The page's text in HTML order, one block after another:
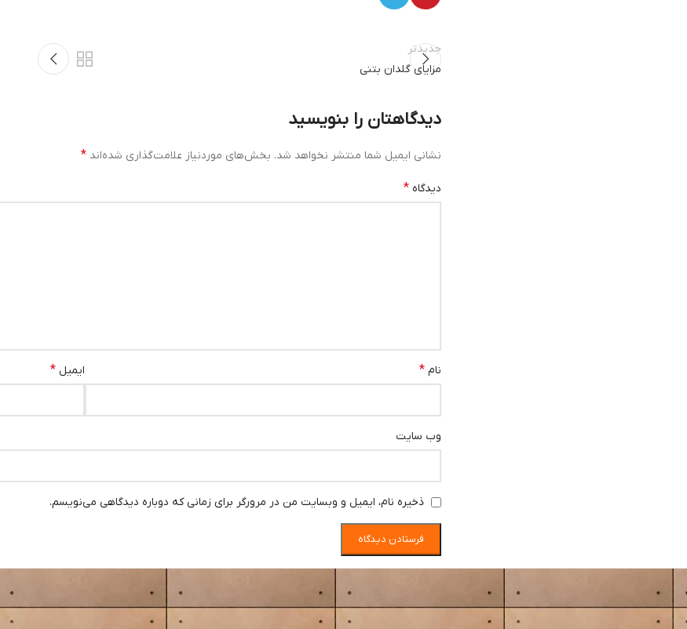
جدیدتر
مزایای گلدان بتنی
دیدگاهتان را بنویسید
نشانی ایمیل شما منتشر نخواهد شد. بخش‌های موردنیاز علامت‌گذاری شده‌اند *
دیدگاه *
نام * ایمیل*
وب‌ سایت
ذخیره نام، ایمیل و وبسایت من در مرورگر برای زمانی که دوباره دیدگاهی می‌نویسم.